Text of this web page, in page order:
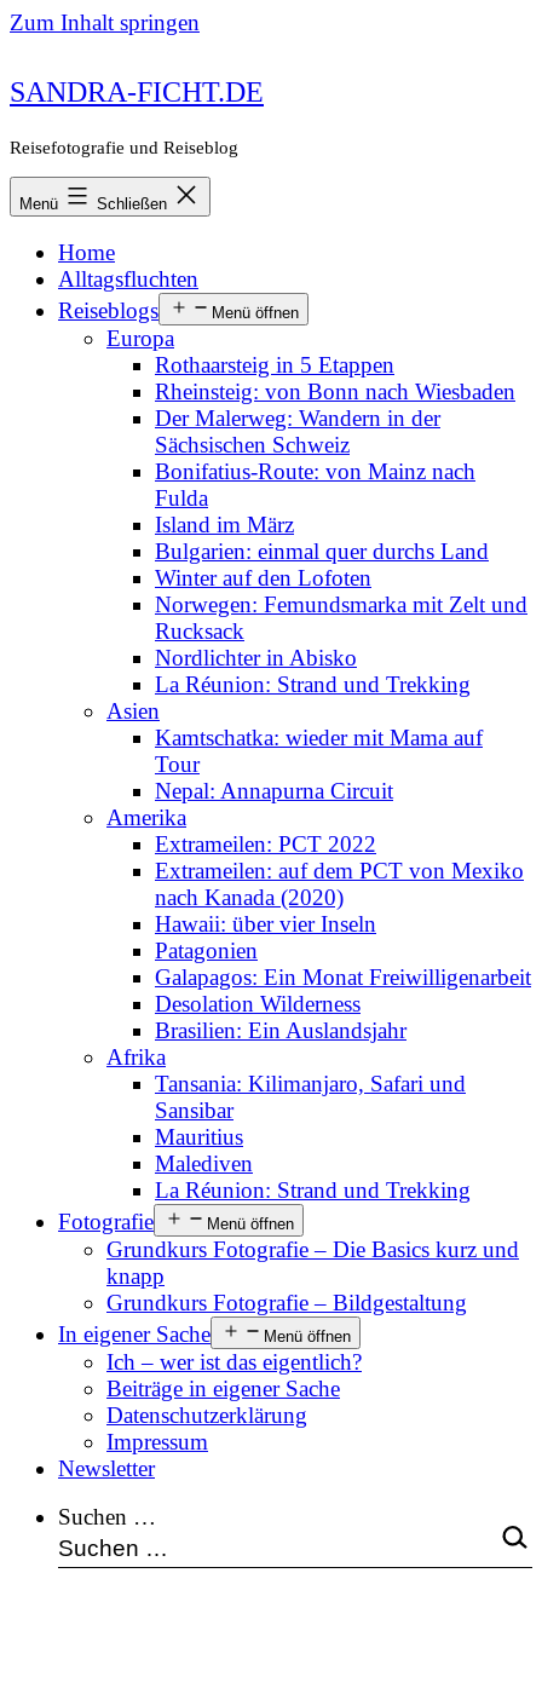
Zum Inhalt springen
SANDRA-FICHT.DE
Reisefotografie und Reiseblog
Menü Schließen
Home
Alltagsfluchten
Reiseblogs
Menü öffnen
Europa
Rothaarsteig in 5 Etappen
Rheinsteig: von Bonn nach Wiesbaden
Der Malerweg: Wandern in der
Sächsischen Schweiz
Bonifatius-Route: von Mainz nach
Fulda
Island im März
Bulgarien: einmal quer durchs Land
Winter auf den Lofoten
Norwegen: Femundsmarka mit Zelt und
Rucksack
Nordlichter in Abisko
La Réunion: Strand und Trekking
Asien
Kamtschatka: wieder mit Mama auf
Tour
Nepal: Annapurna Circuit
Amerika
Extrameilen: PCT 2022
Extrameilen: auf dem PCT von Mexiko
nach Kanada (2020)
Hawaii: über vier Inseln
Patagonien
Galapagos: Ein Monat Freiwilligenarbeit
Desolation Wilderness
Brasilien: Ein Auslandsjahr
Afrika
Tansania: Kilimanjaro, Safari und
Sansibar
Mauritius
Malediven
La Réunion: Strand und Trekking
Fotografie
Menü öffnen
Grundkurs Fotografie – Die Basics kurz und
knapp
Grundkurs Fotografie – Bildgestaltung
In eigener Sache
Menü öffnen
Ich – wer ist das eigentlich?
Beiträge in eigener Sache
Datenschutzerklärung
Impressum
Newsletter
Suchen …